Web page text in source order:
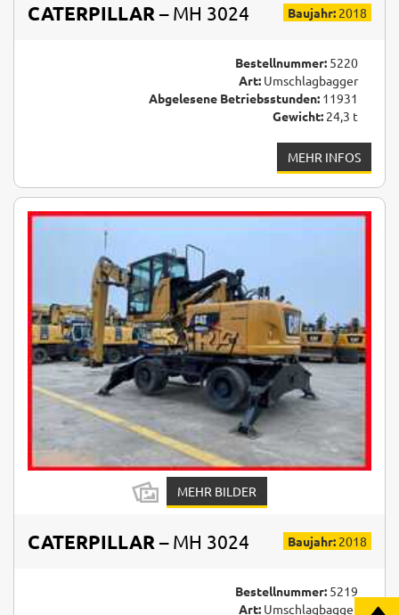
CATERPILLAR – MH 3024 Baujahr: 2018
Bestellnummer: 5220
Art: Umschlagbagger
Abgelesene Betriebsstunden: 11931
Gewicht: 24,3 t
MEHR INFOS
MEHR BILDER
CATERPILLAR – MH 3024 Baujahr: 2018
Bestellnummer: 5219
Art: Umschlagbagger